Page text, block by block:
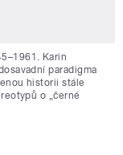
Karin
paradigma
historii stále
o „černé